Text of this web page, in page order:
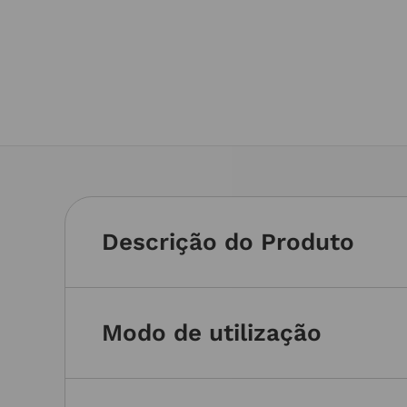
Descrição do Produto
Modo de utilização